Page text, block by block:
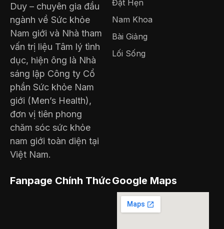
Duy – chuyên gia đầu
ngành về Sức khỏe
Nam giới và Nhà tham
vấn trị liệu Tâm lý tình
dục, hiện ông là Nhà
sáng lập Công ty Cổ
phần Sức khỏe Nam
giới (Men’s Health),
đơn vị tiên phong
chăm sóc sức khỏe
nam giới toàn diện tại
Việt Nam.
Đặt Hẹn
Nam Khoa
Bài Giảng
Lối Sống
Fanpage Chính ThứcGoogle Maps